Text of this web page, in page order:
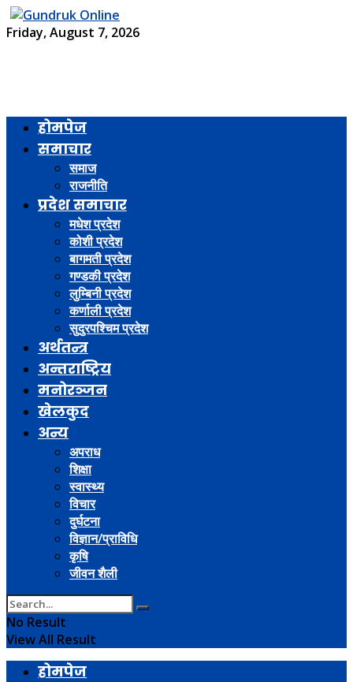
Friday, August 7, 2026
होमपेज
समाचार
समाज
राजनीति
प्रदेश समाचार
मधेश प्रदेश
कोशी प्रदेश
बागमती प्रदेश
गण्डकी प्रदेश
लुम्बिनी प्रदेश
कर्णाली प्रदेश
सुदुरपश्चिम प्रदेश
अर्थतन्त्र
अन्तराष्ट्रिय
मनोरञ्जन
खेलकुद
अन्य
अपराध
शिक्षा
स्वास्थ्य
विचार
दुर्घटना
विज्ञान/प्राविधि
कृषि
जीवन शैली
No Result
View All Result
होमपेज